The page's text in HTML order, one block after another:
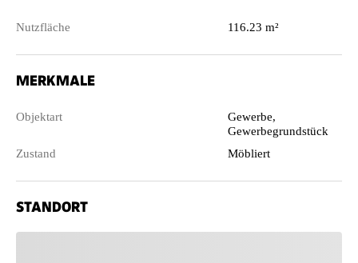
Nutzfläche 116.23 m²
MERKMALE
Objektart
Gewerbe,
Gewerbegrundstück
Zustand
Möbliert
STANDORT